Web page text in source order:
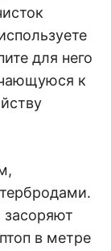
для него
к
засоряют
в метре